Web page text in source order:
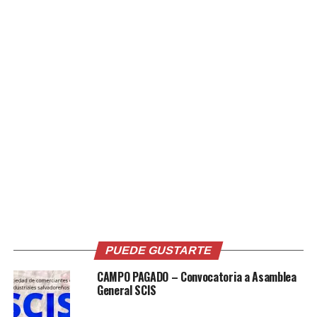
suplente del Consejo Directivo de la Corporación
Salvadoreña de Inversiones.
En 2015 participó como candidato del CD a diputado del
Parlacen.
PUEDE GUSTARTE
CAMPO PAGADO – Convocatoria a Asamblea
General SCIS